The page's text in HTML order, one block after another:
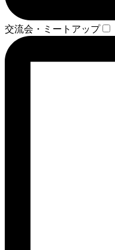
交流会・ミートアップ